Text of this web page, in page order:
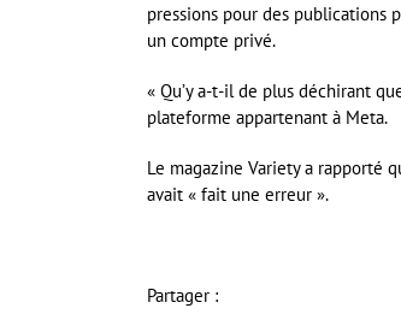
pressions pour des publications
un compte privé.
« Qu’y a-t-il de plus déchirant
plateforme appartenant à Meta.
Le magazine Variety a rapporté
avait « fait une erreur ».
Partager :